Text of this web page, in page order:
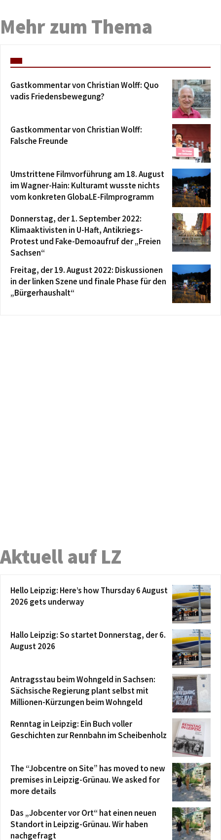
Mehr zum Thema
Gastkommentar von Christian Wolff: Quo
vadis Friedensbewegung?
Gastkommentar von Christian Wolff:
Falsche Freunde
Umstrittene Filmvorführung am 18. August
im Wagner-Hain: Kulturamt wusste nichts
vom konkreten GlobaLE-Filmprogramm
Donnerstag, der 1. September 2022:
Klimaaktivisten in U-Haft, Antikriegs-
Protest und Fake-Demoaufruf der „Freien
Sachsen“
Freitag, der 19. August 2022: Diskussionen
in der linken Szene und finale Phase für den
„Bürgerhaushalt“
Aktuell auf LZ
Hello Leipzig: Here’s how Thursday 6 August
2026 gets underway
Hallo Leipzig: So startet Donnerstag, der 6.
August 2026
Antragsstau beim Wohngeld in Sachsen:
Sächsische Regierung plant selbst mit
Millionen-Kürzungen beim Wohngeld
Renntag in Leipzig: Ein Buch voller
Geschichten zur Rennbahn im Scheibenholz
The “Jobcentre on Site” has moved to new
premises in Leipzig-Grünau. We asked for
more details
Das „Jobcenter vor Ort“ hat einen neuen
Standort in Leipzig-Grünau. Wir haben
nachgefragt